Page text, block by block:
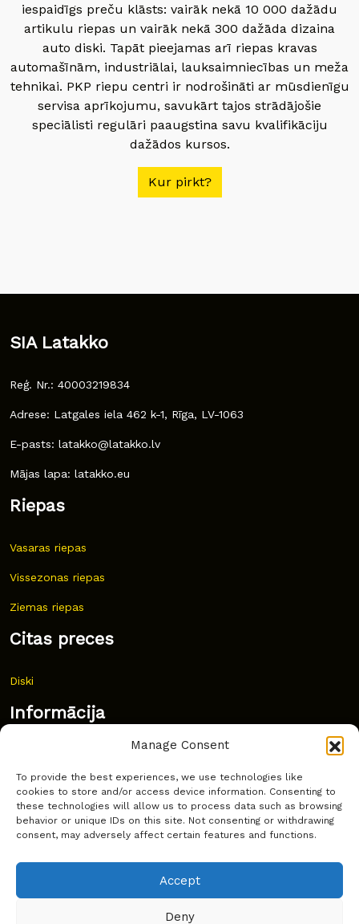
Manage Consent
To provide the best experiences, we use technologies like
cookies to store and/or access device information. Consenting to
these technologies will allow us to process data such as browsing
behavior or unique IDs on this site. Not consenting or withdrawing
consent, may adversely affect certain features and functions.
Accept
Deny
iespaidīgs preču klāsts: vairāk nekā 10 000 dažādu
artikulu riepas un vairāk nekā 300 dažāda dizaina
auto diski. Tapāt pieejamas arī riepas kravas
automašīnām, industriālai, lauksaimniecības un meža
tehnikai. PKP riepu centri ir nodrošināti ar mūsdienīgu
servisa aprīkojumu, savukārt tajos strādājošie
speciālisti regulāri paaugstina savu kvalifikāciju
dažādos kursos.
Kur pirkt?
SIA Latakko
Reģ. Nr.: 40003219834
Adrese: Latgales iela 462 k-1, Rīga, LV-1063
E-pasts: latakko@latakko.lv
Mājas lapa: latakko.eu
Riepas
Vasaras riepas
Vissezonas riepas
Ziemas riepas
Citas preces
Diski
Informācija
Bieži uzdoti jautājumi
Kur pirkt?
Sīkdatņu politika